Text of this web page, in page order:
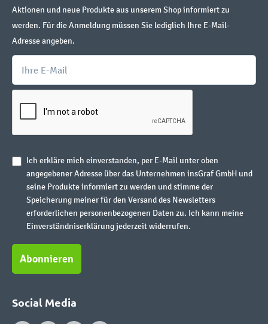
Aktionen und neue Produkte aus unserem Shop informiert zu
werden. Für die Anmeldung müssen Sie lediglich Ihre E-Mail-
Adresse angeben.
Ich erkläre mich einverstanden, per E-Mail unter oben
angegebener Adresse über das Unternehmen insGraf GmbH und
seine Produkte informiert zu werden und stimme der
Speicherung meiner für den Versand des Newsletters
erforderlichen personenbezogenen Daten zu. Ich kann meine
Einverständniserklärung jederzeit widerrufen.
Abonnieren
Social Media